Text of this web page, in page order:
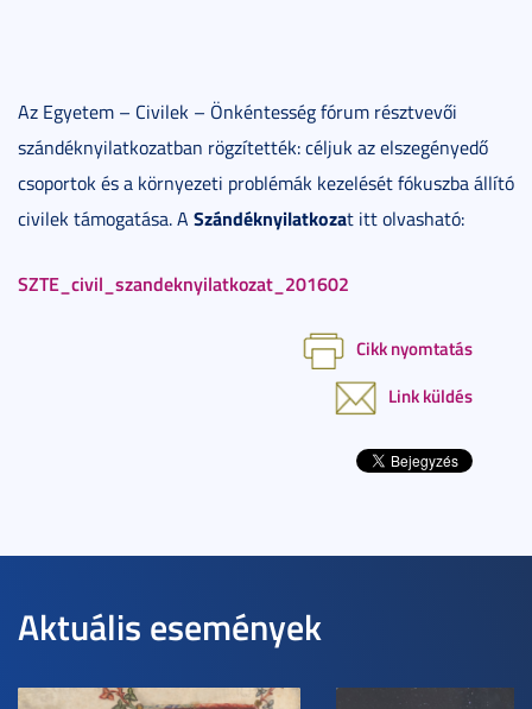
Az Egyetem – Civilek – Önkéntesség fórum résztvevői
szándéknyilatkozatban rögzítették: céljuk az elszegényedő
csoportok és a környezeti problémák kezelését fókuszba állító
civilek támogatása. A Szándéknyilatkozat itt olvasható:
SZTE_civil_szandeknyilatkozat_201602
Cikk nyomtatás
Link küldés
Aktuális események